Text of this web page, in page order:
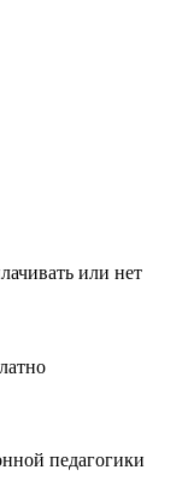
или нет
педагогики